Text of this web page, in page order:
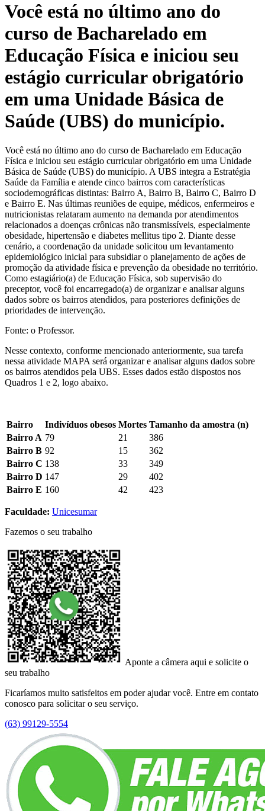
Você está no último ano do
curso de Bacharelado em
Educação Física e iniciou seu
estágio curricular obrigatório
em uma Unidade Básica de
Saúde (UBS) do município.
Você está no último ano do curso de Bacharelado em Educação
Física e iniciou seu estágio curricular obrigatório em uma Unidade
Básica de Saúde (UBS) do município. A UBS integra a Estratégia
Saúde da Família e atende cinco bairros com características
sociodemográficas distintas: Bairro A, Bairro B, Bairro C, Bairro D
e Bairro E. Nas últimas reuniões de equipe, médicos, enfermeiros e
nutricionistas relataram aumento na demanda por atendimentos
relacionados a doenças crônicas não transmissíveis, especialmente
obesidade, hipertensão e diabetes mellitus tipo 2. Diante desse
cenário, a coordenação da unidade solicitou um levantamento
epidemiológico inicial para subsidiar o planejamento de ações de
promoção da atividade física e prevenção da obesidade no território.
Como estagiário(a) de Educação Física, sob supervisão do
preceptor, você foi encarregado(a) de organizar e analisar alguns
dados sobre os bairros atendidos, para posteriores definições de
prioridades de intervenção.
Fonte: o Professor.
Nesse contexto, conforme mencionado anteriormente, sua tarefa
nessa atividade MAPA será organizar e analisar alguns dados sobre
os bairros atendidos pela UBS. Esses dados estão dispostos nos
Quadros 1 e 2, logo abaixo.
Bairro Indivíduos obesos Mortes Tamanho da amostra (n)
Bairro A 79 21
386
Bairro B 92 15
362
Bairro C 138 33
349
Bairro D 147 29
402
Bairro E 160 42 423
Faculdade: Unicesumar
Fazemos o seu trabalho
Aponte a câmera aqui e solicite o
seu trabalho
Ficaríamos muito satisfeitos em poder ajudar você. Entre em contato
conosco para solicitar o seu serviço.
(63) 99129-5554